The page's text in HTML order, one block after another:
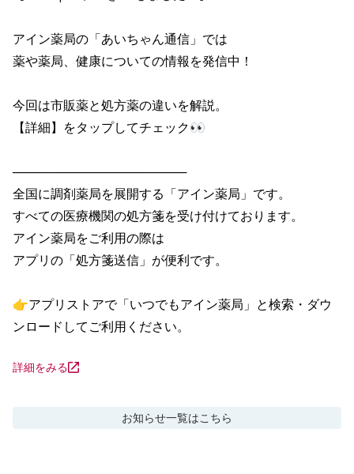
アイン薬局の「あいちゃん通信」では
薬や薬局、健康についての情報を発信中！
今回は市販薬と処方薬の違いを解説。
【詳細】をタップしてチェック👀
────────────────────
全国に調剤薬局を展開する「アイン薬局」です。
すべての医療機関の処方箋を受け付けております。
アイン薬局をご利用の際は
アプリの「処方箋送信」が便利です。
👉アプリストアで「いつでもアイン薬局」と検索・ダウ
ンロードしてご利用ください。
詳細をみる
お知らせ一覧はこちら